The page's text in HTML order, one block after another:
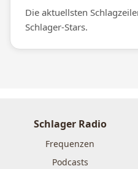
Die aktuellsten
Schlager-Stars.
Schlager Radio
Frequenzen
Podcasts